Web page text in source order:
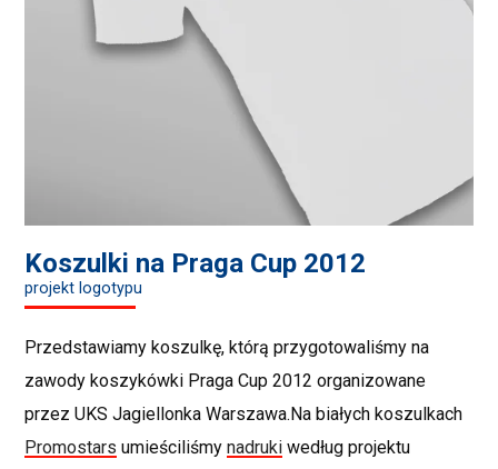
Koszulki na Praga Cup 2012
projekt logotypu
Przedstawiamy koszulkę, którą przygotowaliśmy na
zawody koszykówki Praga Cup 2012 organizowane
przez UKS Jagiellonka Warszawa. Na białych koszulkach
Promostars umieściliśmynadruki według projektu